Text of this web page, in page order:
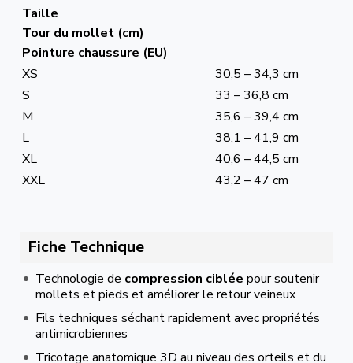
Taille
Tour du mollet (cm)
Pointure chaussure (EU)
XS
30,5 – 34,3 cm
S
33 – 36,8 cm
M
35,6 – 39,4 cm
L
38,1 – 41,9 cm
XL
40,6 – 44,5 cm
XXL
43,2 – 47 cm
Fiche Technique
Technologie de compression ciblée pour soutenir
mollets et pieds et améliorer le retour veineux
Fils techniques séchant rapidement avec propriétés
antimicrobiennes
Tricotage anatomique 3D au niveau des orteils et du